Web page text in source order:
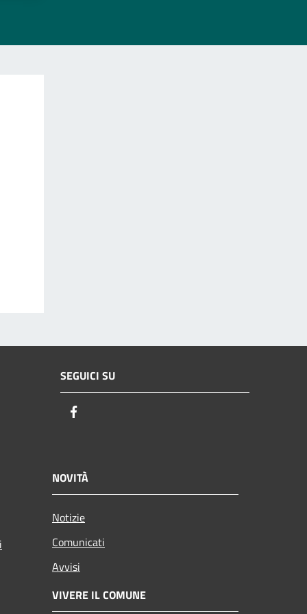
SEGUICI SU
NOVITÀ
Notizie
Comunicati
Avvisi
VIVERE IL COMUNE